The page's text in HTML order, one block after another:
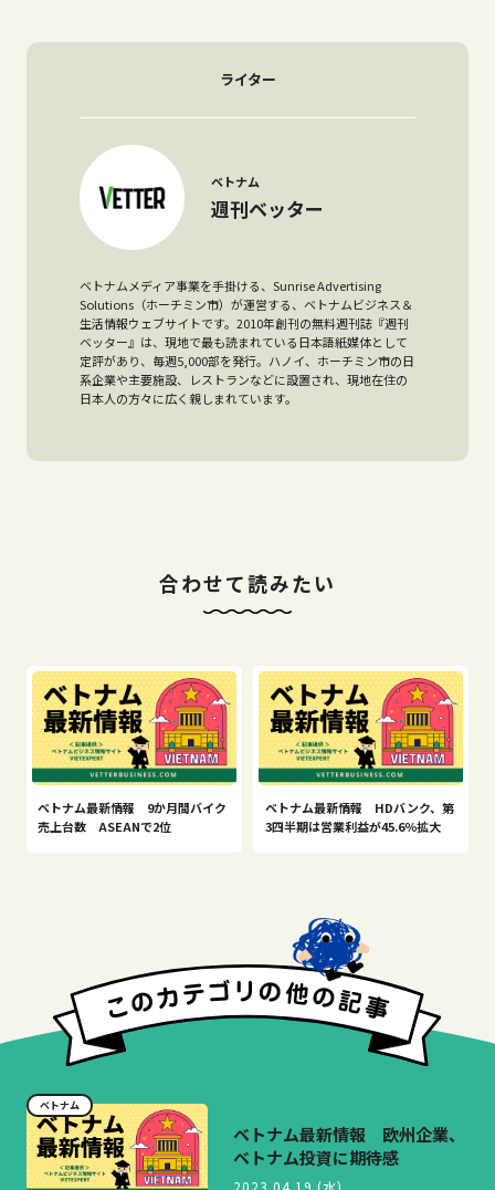
ライター
ベトナム
週刊ベッター
ベトナムメディア事業を手掛ける、Sunrise Advertising
Solutions（ホーチミン市）が運営する、ベトナムビジネス＆
生活情報ウェブサイトです。2010年創刊の無料週刊誌『週刊
ベッター』は、現地で最も読まれている日本語紙媒体として
定評があり、毎週5,000部を発行。ハノイ、ホーチミン市の日
系企業や主要施設、レストランなどに設置され、現地在住の
日本人の方々に広く親しまれています。
合わせて読みたい
ベトナム最新情報 9か月間バイク
売上台数 ASEANで2位
ベトナム最新情報 HDバンク、第
3四半期は営業利益が45.6％拡大
ベトナム
ベトナム最新情報 欧州企業、
ベトナム投資に期待感